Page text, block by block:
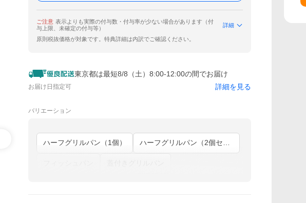
ご注意 表示よりも実際の付与数・付与率が少ない場合があります（付
与上限、未確定の付与等）
詳細
原則税抜価格が対象です。特典詳細は内訳でご確認ください。
東京都は最短8/8（土）8:00-12:00の間でお届け
お届け日指定可 詳細を見る
バリエーション
ハーフグリルパン（1個）